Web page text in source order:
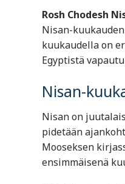
Rosh Chodesh
Nisan-
kuukaudella on
Egyptistä
Nisan-
Nisan on
pidetään
Mooseksen
ensimmäisenä